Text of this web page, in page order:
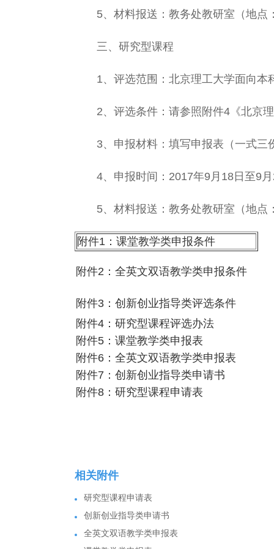
5、材料报送：教务处教研室（地点
三、研究型课程
1、评选范围：北京理工大学面向本
2、评选条件：请参照附件4《北京理
3、申报材料：填写申报表（一式三
4、申报时间：2017年9月18日至9月
5、材料报送：教务处教研室（地
附件1：课堂教学类申报条件
附件2：全英文双语教学类申报条件
附件3：创新创业指导类评选条件
附件4：研究型课程评选办法
附件5：课堂教学类申报表
附件6：全英文双语教学类申报表
附件7：创新创业指导类申请书
附件8：研究型课程申请表
相关附件
研究型课程申请表
创新创业指导类申请书
全英文双语教学类申报表